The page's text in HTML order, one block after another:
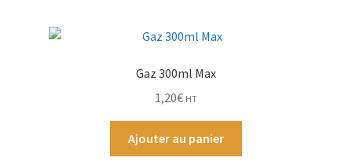
Gaz 300ml Max
1,20€ HT
Ajouter au panier